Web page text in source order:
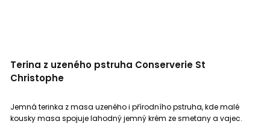
Terina z uzeného pstruha Conserverie St
Christophe
Jemná terinka z masa uzeného i přírodního pstruha, kde malé
kousky masa spojuje lahodný jemný krém ze smetany a vajec.